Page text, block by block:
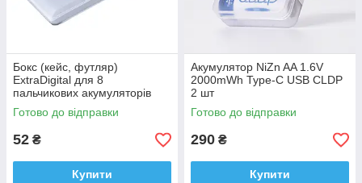
Бокс (кейс, футляр)
ExtraDigital для 8
пальчикових акумуляторів
(АА) Білий
Готово до відправки
52 ₴
Купити
Акумулятор NiZn AA 1.6V
2000mWh Type-C USB CLDP
2 шт
Готово до відправки
290 ₴
Купити